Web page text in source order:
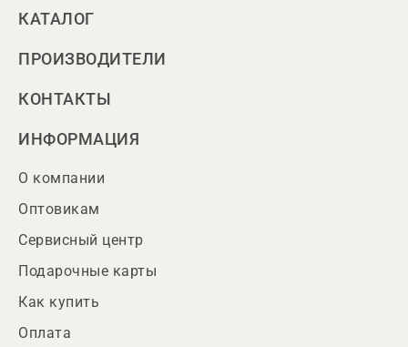
КАТАЛОГ
ПРОИЗВОДИТЕЛИ
КОНТАКТЫ
ИНФОРМАЦИЯ
О компании
Оптовикам
Сервисный центр
Подарочные карты
Как купить
Оплата